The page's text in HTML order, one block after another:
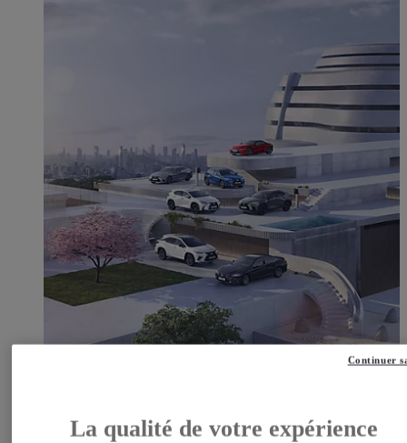
LEXUS PRÉFÉRENCE, DECOUVREZ LES VOITURES
D'OCCASION LABELLISEES LEXUS PREFERENCE
La qualité de votre expérience
Continuer